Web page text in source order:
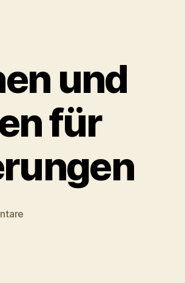
und
für